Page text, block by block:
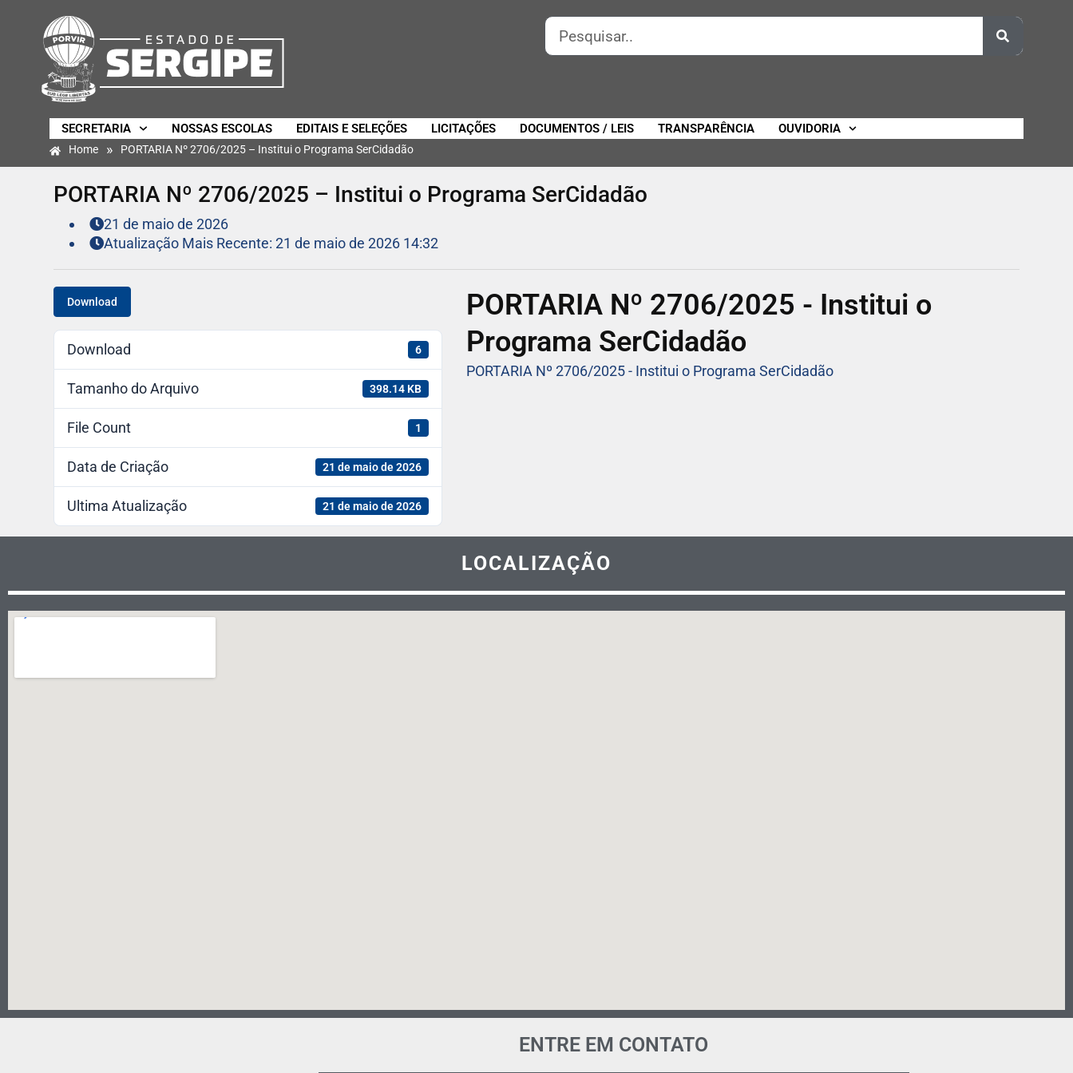
SECRETARIA NOSSAS ESCOLAS EDITAIS E SELEÇÕES LICITAÇÕES DOCUMENTOS / LEIS TRANSPARÊNCIA OUVIDORIA
Home » PORTARIA Nº 2706/2025 – Institui o Programa SerCidadão
PORTARIA Nº 2706/2025 – Institui o Programa SerCidadão
21 de maio de 2026
Atualização Mais Recente: 21 de maio de 2026 14:32
Download
Download 6
Tamanho do Arquivo 398.14 KB
File Count 1
Data de Criação 21 de maio de 2026
Ultima Atualização 21 de maio de 2026
PORTARIA Nº 2706/2025 - Institui o
Programa SerCidadão
PORTARIA Nº 2706/2025 - Institui o Programa SerCidadão
LOCALIZAÇÃO
ENTRE EM CONTATO